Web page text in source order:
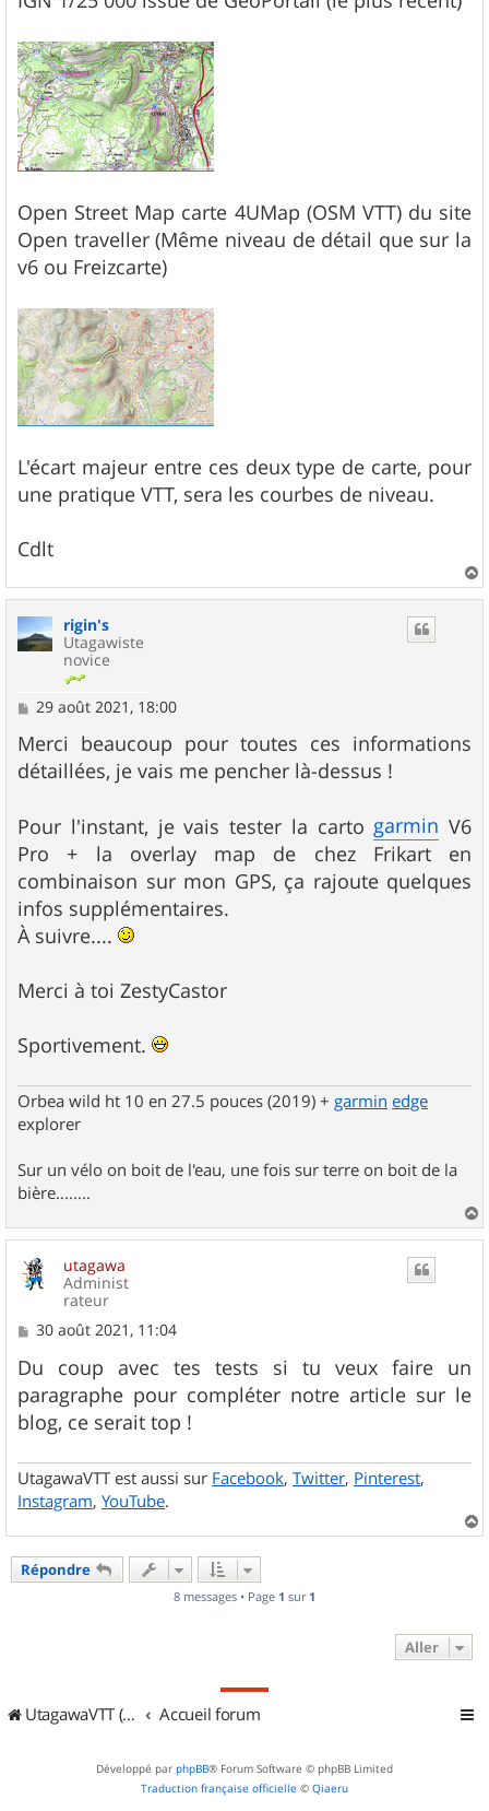
Open Street Map carte 4UMap (OSM VTT) du site
Open traveller (Même niveau de détail que sur la
v6 ou Freizcarte)
L'écart majeur entre ces deux type de carte, pour
une pratique VTT, sera les courbes de niveau.
Cdlt
a
rigin's
Utagawiste
novice
M
s
s
a
29 août 2021, 18:00
Merci beaucoup pour toutes ces informations
détaillées, je vais me pencher là-dessus !
Pour l'instant, je vais tester la cartogarmin V6
Pro + la overlay map de chez Frikart en
combinaison sur mon GPS, ça rajoute quelques
infos supplémentaires.
À suivre....
Merci à toi ZestyCastor
Sportivement.
Orbea wild ht 10 en 27.5 pouces (2019) + garmin edge
explorer
Sur un vélo on boit de l'eau, une fois sur terre on boit de la
bière........
a
utagawa
Administ
rateur
M
s
s
a
g
e
30 août 2021, 11:04
Du coup avec tes tests si tu veux faire un
paragraphe pour compléter notre article sur le
blog, ce serait top !
UtagawaVTT est aussi sur Facebook, Twitter, Pinterest,
Instagram, YouTube.
a
Répondre
8 messages • Page 1 sur 1
Aller
UtagawaVTT (Randos VTT et VTTAE avec traces GPS) Accueil forum
Développé par phpBB® Forum Software © phpBB Limited
Traduction française officielle © Qiaeru